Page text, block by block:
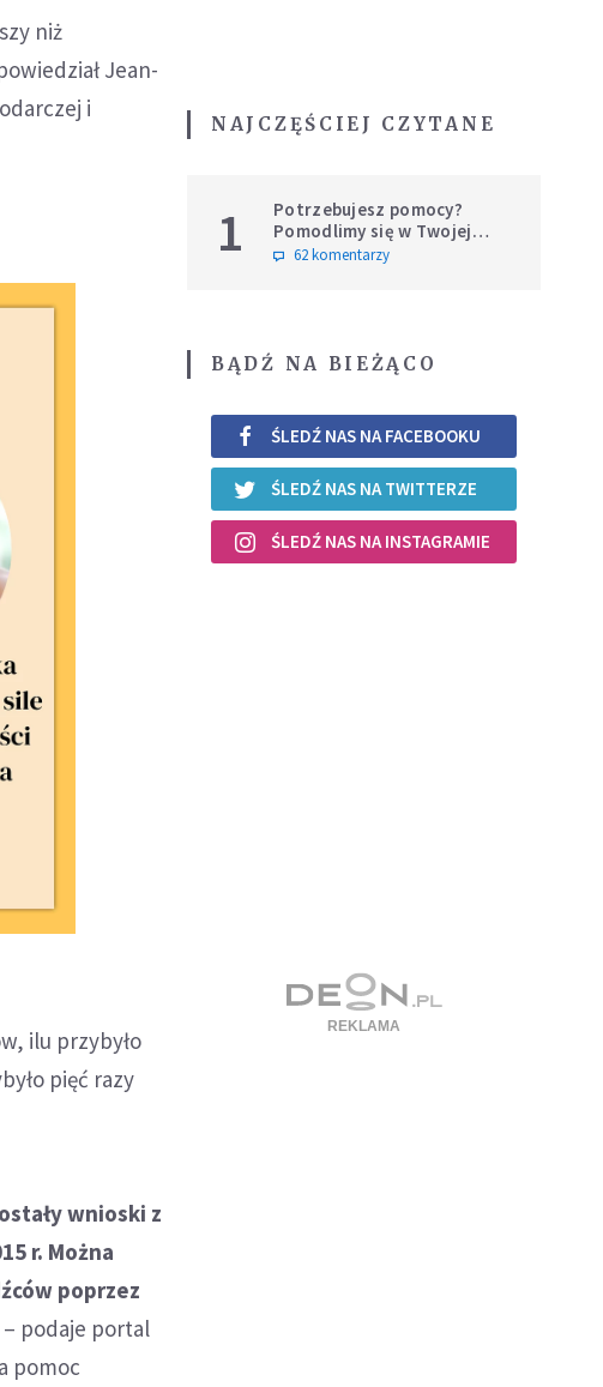
niż
Jean-
i
ilu przybyło
pięć razy
wnioski z
r. Można
poprzez
– podaje portal
pomoc
NAJCZĘŚCIEJ CZYTANE
1
Potrzebujesz pomocy?
Pomodlimy się w Twojej
intencji
62 komentarzy
BĄDŹ NA BIEŻĄCO
ŚLEDŹ NAS NA FACEBOOKU
ŚLEDŹ NAS NA TWITTERZE
ŚLEDŹ NAS NA INSTAGRAMIE